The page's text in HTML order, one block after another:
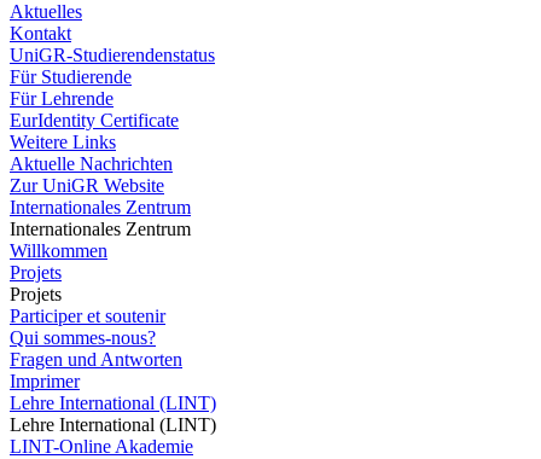
Aktuelles
Kontakt
UniGR-Studierendenstatus
Für Studierende
Für Lehrende
EurIdentity Certificate
Weitere Links
Aktuelle Nachrichten
Zur UniGR Website
Internationales Zentrum
Internationales Zentrum
Willkommen
Projets
Projets
Participer et soutenir
Qui sommes-nous?
Fragen und Antworten
Imprimer
Lehre International (LINT)
Lehre International (LINT)
LINT-Online Akademie